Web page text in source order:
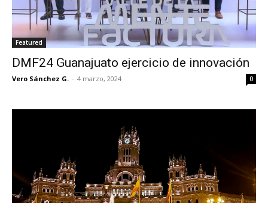
Featured
DMF24 Guanajuato ejercicio de innovación
Vero Sánchez G. - 4 marzo, 2024 0